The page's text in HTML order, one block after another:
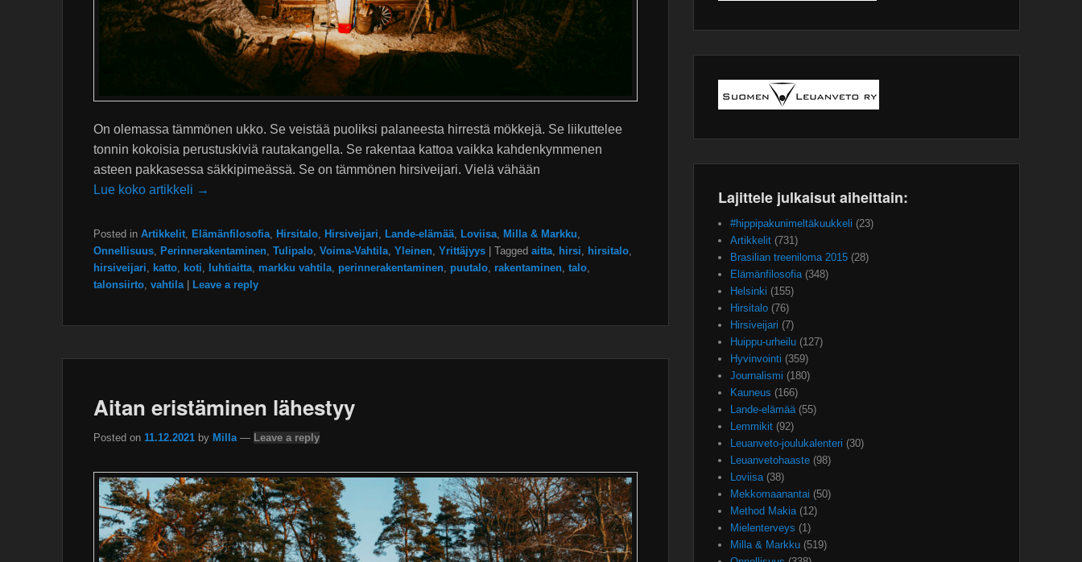
On olemassa tämmönen ukko. Se veistää puoliksi palaneesta hirrestä mökkejä. Se liikuttelee
tonnin kokoisia perustuskiviä rautakangella. Se rakentaa kattoa vaikka kahdenkymmenen
asteen pakkasessa säkkipimeässä. Se on tämmönen hirsiveijari. Vielä vähään
Lue koko artikkeli →
Posted in Artikkelit Elämänfilosofia Hirsitalo Hirsiveijari Lande-elämää Loviisa Milla & Markku
Onnellisuus
Perinnerakentaminen Tulipalo Voima-Vahtila Yleinen Yrittäjyys Tagged aitta hirsi hirsitalo
hirsiveijari
katto koti luhtiaitta markku vahtila perinnerakentaminen puutalo rakentaminen talo
talonsiirto vahtila Leave a reply
Aitan eristäminen lähestyy
Posted on 11.12.2021 by Milla — Leave a reply
Lajittele julkaisut aiheittain:
#hippipakunimeltäkuukkeli (23)
Artikkelit (731)
Brasilian treeniloma 2015 (28)
Elämänfilosofia (348)
Helsinki (155)
Hirsitalo (76)
Hirsiveijari (7)
Huippu-urheilu (127)
Hyvinvointi (359)
Journalismi (180)
Kauneus (166)
Lande-elämää (55)
Lemmikit (92)
Leuanveto-joulukalenteri (30)
Leuanvetohaaste (98)
Loviisa (38)
Mekkomaanantai (50)
Method Makia (12)
Mielenterveys (1)
Milla & Markku (519)